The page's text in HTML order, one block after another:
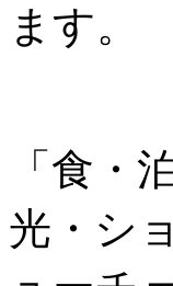
ます。
「食・
光・シ